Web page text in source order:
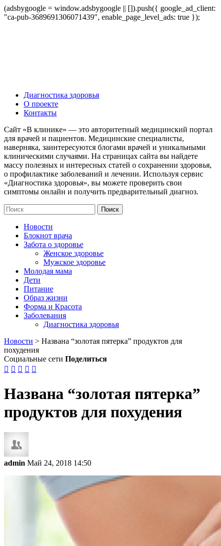
(adsbygoogle = window.adsbygoogle || []).push({ google_ad_client:
"ca-pub-3689691306071439", enable_page_level_ads: true });
Диагностика здоровья
О проекте
Контакты
Сайт «В клинике» — это авторитетный медицинский портал
для врачей и пациентов. Медицинские специалисты,
наверняка, заинтересуются блогами врачей и уникальными
клиническими случаями. На страницах сайта вы найдете
массу полезных и интересных статей о сохранении здоровья,
о профилактике заболеваний и лечении. Используя сервис
«Диагностика здоровья», вы можете проверить свои
симптомы онлайн и получить предварительный диагноз.
Новости
Блокнот врача
Забота о здоровье
Женское здоровье
Мужское здоровье
Молодая мама
Дети
Питание
Образ жизни
Форма и Красота
Заболевания
Диагностика здоровья
Новости > Названа “золотая пятерка” продуктов для
похудения
Социальные сети Поделиться
    
Названа “золотая пятерка”
продуктов для похудения
admin Май 24, 2018 14:50